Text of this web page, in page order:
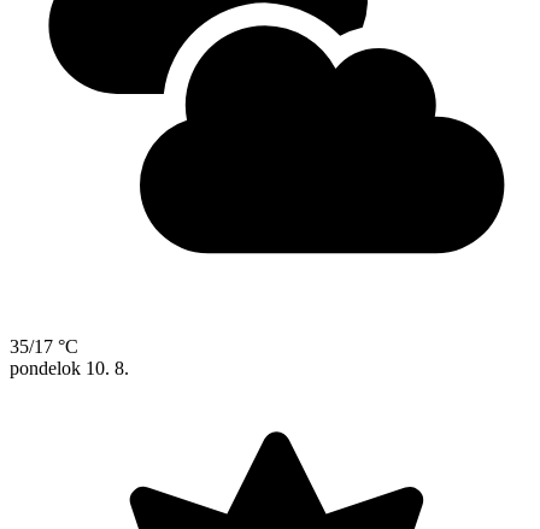
35/17 °C
pondelok 10. 8.